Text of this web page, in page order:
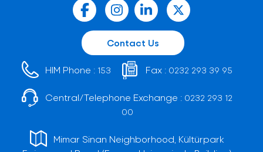
Contact Us
HIM Phone : 153 Fax : 0232 293 39 95
Central/Telephone Exchange : 0232 293 12
00
Mimar Sinan Neighborhood, Kültürpark